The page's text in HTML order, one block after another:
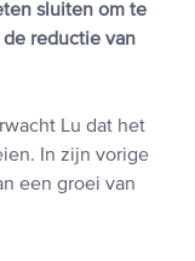
sluiten om te
reductie van
Lu dat het
In zijn vorige
een groei van